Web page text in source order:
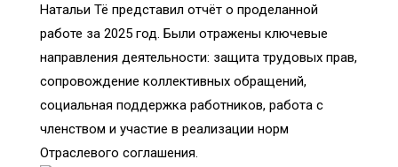
Натальи Тё представил отчёт о проделанной
работе за 2025 год. Были отражены ключевые
направления деятельности: защита трудовых прав,
сопровождение коллективных обращений,
социальная поддержка работников, работа с
членством и участие в реализации норм
Отраслевого соглашения.